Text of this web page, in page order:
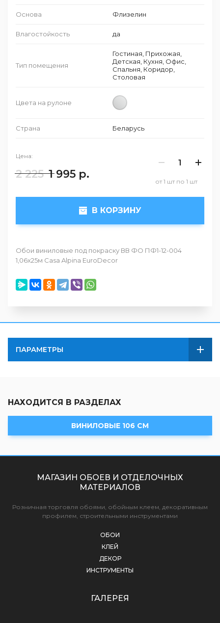
Основа Флизелин
Влагостойкость да
Тип помещения
Гостиная, Прихожая,
Детская, Кухня, Офис,
Спальня, Коридор,
Столовая
Цвета на рулоне
Страна Беларусь
Цена:
2 225 1 995 р.
от 1 шт по 1 шт
В КОРЗИНУ
Обои виниловые под покраску ВВ ФО ПФ1-12-004
1,06х25м Casa Alpina EuroDecor
ПАРАМЕТРЫ
НАХОДИТСЯ В РАЗДЕЛАХ
ВИНИЛОВЫЕ 106 СМ
МАГАЗИН ОБОЕВ И ОТДЕЛОЧНЫХ
МАТЕРИАЛОВ
Розничная торговля обоями, обойным клеем, декоративным
профилем, строительными инструментами
ОБОИ
КЛЕЙ
ДЕКОР
ИНСТРУМЕНТЫ
ГАЛЕРЕЯ